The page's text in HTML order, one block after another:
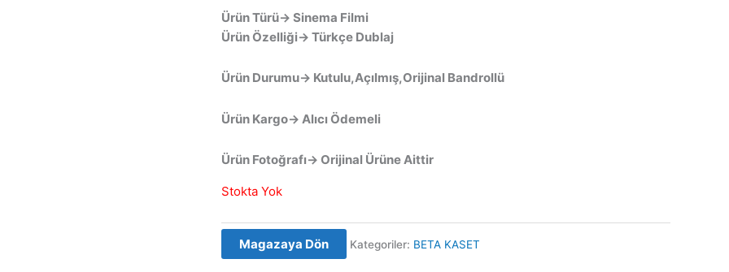
Ürün Türü→ Sinema Filmi
Ürün Özelliği→ Türkçe Dublaj
Ürün Durumu→ Kutulu,Açılmış,Orijinal Bandrollü
Ürün Kargo→ Alıcı Ödemeli
Ürün Fotoğrafı→ Orijinal Ürüne Aittir
Stokta Yok
Magazaya Dön Kategoriler: BETA KASET